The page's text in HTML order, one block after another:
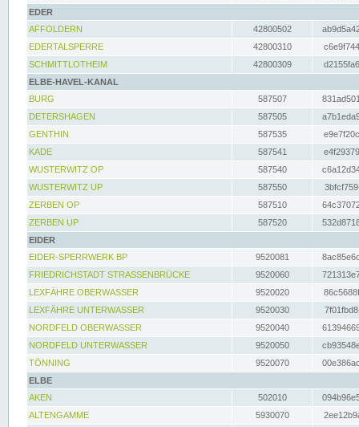
EDER
AFFOLDERN
42800502
EDERTALSPERRE
42800310
SCHMITTLOTHEIM
42800309
ELBE-HAVEL-KANAL
BURG
587507
DETERSHAGEN
587505
GENTHIN
587535
KADE
587541
WUSTERWITZ OP
587540
WUSTERWITZ UP
587550
ZERBEN OP
587510
ZERBEN UP
587520
EIDER
EIDER-SPERRWERK BP
9520081
FRIEDRICHSTADT STRASSENBRÜCKE
9520060
LEXFÄHRE OBERWASSER
9520020
LEXFÄHRE UNTERWASSER
9520030
NORDFELD OBERWASSER
9520040
NORDFELD UNTERWASSER
9520050
TÖNNING
9520070
ELBE
AKEN
502010
ALTENGAMME
5930070